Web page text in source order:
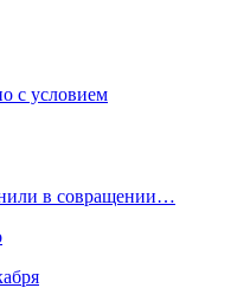
с условием
в совращении…